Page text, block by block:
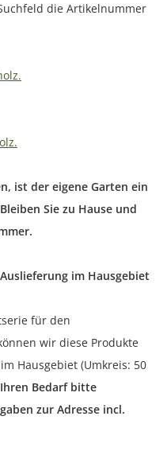
die Artikelnummer
ist der eigene Garten ein
Sie zu Hause und
im Hausgebiet
für den
wir diese Produkte
Hausgebiet (Umkreis: 50
Bedarf bitte
zur Adresse incl.